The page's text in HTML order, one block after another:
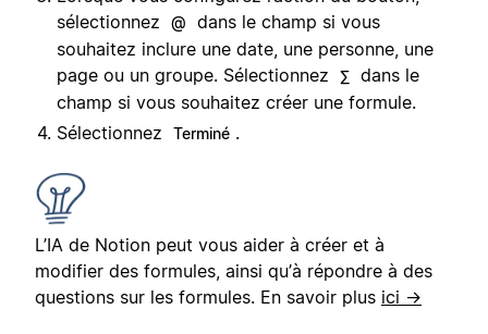
sélectionnez
@
dans le champ si vous
souhaitez inclure une date, une personne, une
page ou un groupe. Sélectionnez
∑ dans le
champ si vous souhaitez créer une formule.
Sélectionnez
Terminé .
L’IA de Notion peut vous aider à créer et à
modifier des formules, ainsi qu’à répondre à des
questions sur les formules. En savoir plus ici →